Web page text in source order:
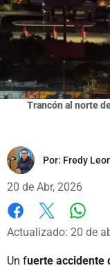
Trancón al norte
Por: Fredy
20 de Abr, 2026
Facebook
X
Actualizado: 20 de
Un fuerte accidente